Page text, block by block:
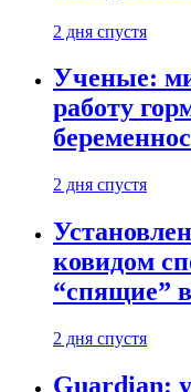
2 дня спустя
Ученые:
работу
2 дня спустя
ковидом
“спящие”
2 дня спустя
Guardian: